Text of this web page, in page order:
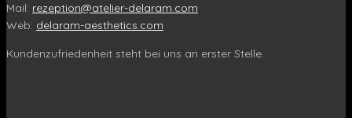
Mail: rezeption@atelier-delaram.com
Web: delaram-aesthetics.com
Kundenzufriedenheit steht bei uns an erster Stelle.